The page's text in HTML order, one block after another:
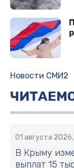
Новости СМИ2
01 августа 2026,
В Крыму
выплат 15